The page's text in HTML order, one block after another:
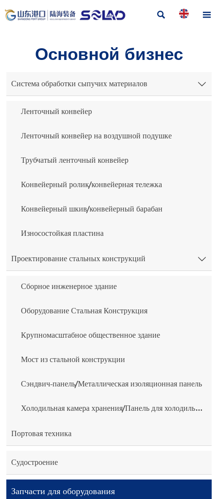
 
Основной бизнес
Система обработки сыпучих материалов 
Ленточный конвейер
Ленточный конвейер на воздушной подушке
Трубчатый ленточный конвейер
Конвейерный ролик/конвейерная тележка
Конвейерный шкив/конвейерный барабан
Износостойкая пластина
Проектирование стальных конструкций 
Сборное инженерное здание
Оборудование Стальная Конструкция
Крупномасштабное общественное здание
Мост из стальной конструкции
Сэндвич-панель/Металлическая изоляционная панель
Холодильная камера хранения/Панель для холодильной камеры
Портовая техника
Судостроение
Запчасти для оборудования